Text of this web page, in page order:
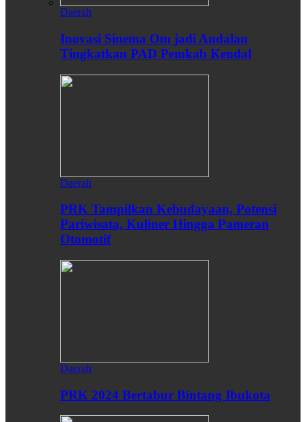
Daerah
Inovasi Sinema Om jadi Andalan
Tingkatkan PAD Pemkab Kendal
Daerah
PRK Tampilkan Kebudayaan, Potensi
Pariwisata, Kuliner Hingga Pameran
Otomotif
Daerah
PRK 2024 Bertabur Bintang Ibukota